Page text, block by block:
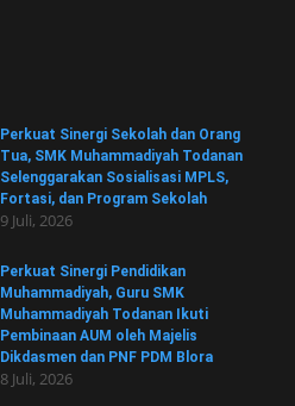
Perkuat Sinergi Sekolah dan Orang
Tua, SMK Muhammadiyah Todanan
Selenggarakan Sosialisasi MPLS,
Fortasi, dan Program Sekolah
9 Juli, 2026
Perkuat Sinergi Pendidikan
Muhammadiyah, Guru SMK
Muhammadiyah Todanan Ikuti
Pembinaan AUM oleh Majelis
Dikdasmen dan PNF PDM Blora
8 Juli, 2026